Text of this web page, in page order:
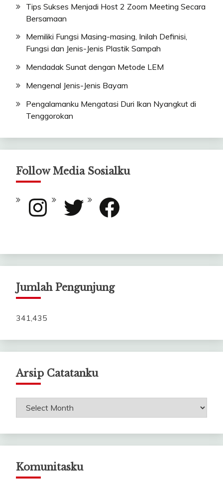
Tips Sukses Menjadi Host 2 Zoom Meeting Secara
Bersamaan
Memiliki Fungsi Masing-masing, Inilah Definisi,
Fungsi dan Jenis-Jenis Plastik Sampah
Mendadak Sunat dengan Metode LEM
Mengenal Jenis-Jenis Bayam
Pengalamanku Mengatasi Duri Ikan Nyangkut di
Tenggorokan
Follow Media Sosialku
Instagram Twitter Facebook
Jumlah Pengunjung
341,435
Arsip Catatanku
Arsip
Komunitasku